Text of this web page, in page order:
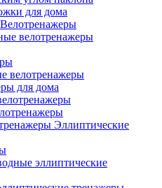
для дома
Велотренажеры
велотренажеры
велотренажеры
для дома
Эллиптические
эллиптические